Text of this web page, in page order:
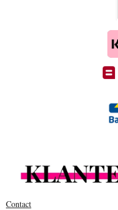
Contact